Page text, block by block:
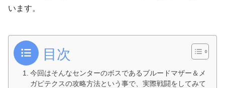
います。
目次
今回はそんなセンターのボスであるブルードマザー＆メ
ガピテクスの攻略方法という事で、実際戦闘をしてみて